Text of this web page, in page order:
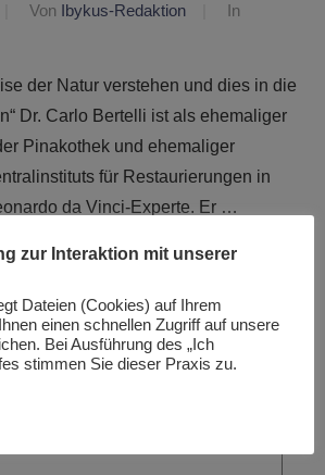
Von Ibykus-Redaktion
In
der Natur verstehen und dies in die
Dr. Carlo Bertelli ist als ehemaliger
Pinakothek und ehemaliger
für Restaurierungen in
da Vinci-Experte. Er …
Ibykus-Ausgabe ...
Leonardo da Vinci
zur Interaktion mit unserer
Dateien (Cookies) auf Ihrem
einen schnellen Zugriff auf unsere
Bei Ausführung des „Ich
stimmen Sie dieser Praxis zu.